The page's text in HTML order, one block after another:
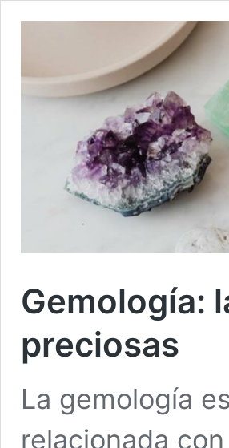
Gemología:
preciosas
La gemología
relacionada